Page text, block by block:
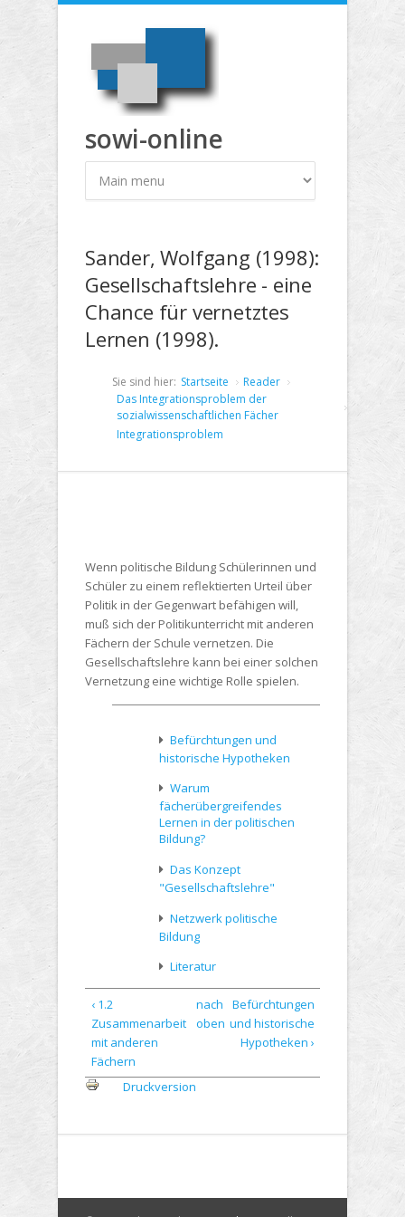
Direkt zum Inhalt
sowi-online
Sander, Wolfgang (1998):
Gesellschaftslehre - eine
Chance für vernetztes
Lernen (1998).
Sie sind hier: Startseite
Reader
Das Integrationsproblem der
sozialwissenschaftlichen Fächer
Integrationsproblem
Wenn politische Bildung Schülerinnen und
Schüler zu einem reflektierten Urteil über
Politik in der Gegenwart befähigen will,
muß sich der Politikunterricht mit anderen
Fächern der Schule vernetzen. Die
Gesellschaftslehre kann bei einer solchen
Vernetzung eine wichtige Rolle spielen.
Befürchtungen und
historische Hypotheken
Warum
fächerübergreifendes
Lernen in der politischen
Bildung?
Das Konzept
"Gesellschaftslehre"
Netzwerk politische
Bildung
Literatur
‹ 1.2
Zusammenarbeit
mit anderen
Fächern
nach
oben
Befürchtungen
und historische
Hypotheken ›
Druckversion